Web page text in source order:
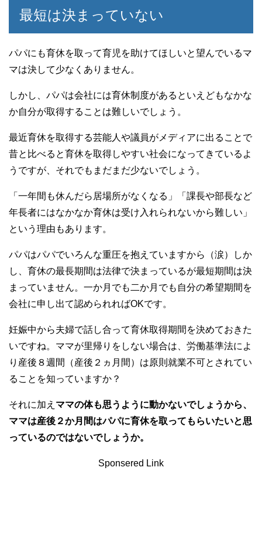
最短は決まっていない
パパにも育休を取って育児を助けてほしいと望んでいるマ
マは決して少なくありません。
しかし、パパは会社には育休制度があるといえどもなかな
か自分が取得することは難しいでしょう。
最近育休を取得する芸能人や議員がメディアに出ることで
昔と比べると育休を取得しやすい社会になってきているよ
うですが、それでもまだまだ少ないでしょう。
「一年間も休んだら居場所がなくなる」「課長や部長など
年長者にはなかなか育休は受け入れられないから難しい」
という理由もあります。
パパはパパでいろんな重圧を抱えていますから（涙）しか
し、育休の最長期間は法律で決まっているが最短期間は決
まっていません。一か月でも二か月でも自分の希望期間を
会社に申し出て認められればOKです。
妊娠中から夫婦で話し合って育休取得期間を決めておきた
いですね。ママが里帰りをしない場合は、労働基準法によ
り産後８週間（産後２ヵ月間）は原則就業不可とされてい
ることを知っていますか？
それに加え ママの体も思うように動かないでしょうから、
ママは産後２か月間はパパに育休を取ってもらいたいと思
っているのではないでしょうか。
Sponsered Link